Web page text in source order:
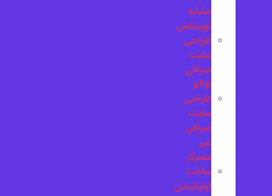
مشابه
نوبیتکس
طراحی
سایت
صرافی
p2p
طراحی
سایت
صرافی
غیر
متمرکز
ساخت
اپلیکیشن